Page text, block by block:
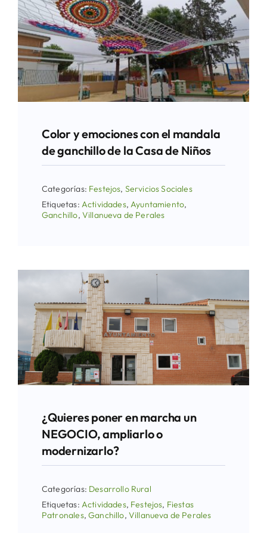
Color y emociones con el mandala
de ganchillo de la Casa de Niños
Categorías: Festejos, Servicios Sociales
Etiquetas: Actividades,Ayuntamiento,
Ganchillo, Villanueva de Perales
¿Quieres poner en marcha un
NEGOCIO, ampliarlo o
modernizarlo?
Categorías: Desarrollo Rural
Etiquetas: Actividades, Festejos, Fiestas
Patronales,Ganchillo, Villanueva de Perales